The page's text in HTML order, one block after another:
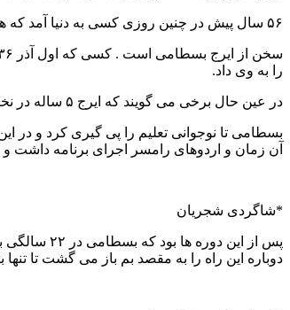
۵۶ سال پیش در چنین روزی کسی به دنیا آمد که هنوز از پس ده سال رفتن ناباوارنه اش ، اشک بر دیده می نشیند وقتی صدای اش در گوش دل می پیچد : من مانده ام تنهای تنها
را به وی داد.
در عین حال برخی می گویند که ایرج ۵ ساله در نخستین تعلیماتش ردیف های آوازی در مکتب تهران سبک استاد عبدالله خوان دوامی را نزد عموی اش – یدالله بسطامی – فرا گرفت.
بسطامی تا نوجوانی تعلیم را پی گیری کرد و در
آن زمان و اردوهای رامسر اجرای برنامه داشت
*شاگردی شجریان
پس از
دوباره این راه را به مقصد بم باز می گشت تا تنها